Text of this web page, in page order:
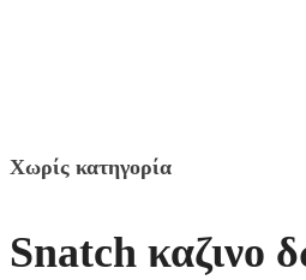
Χωρίς κατηγορία
Snatch καζινο